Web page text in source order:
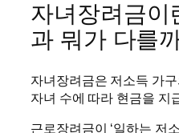
자녀장려금이
과 뭐가 다를
자녀장려금은 저소득 가구
자녀 수에 따라 현금을 지
근로장려금이 ‘일하는 저